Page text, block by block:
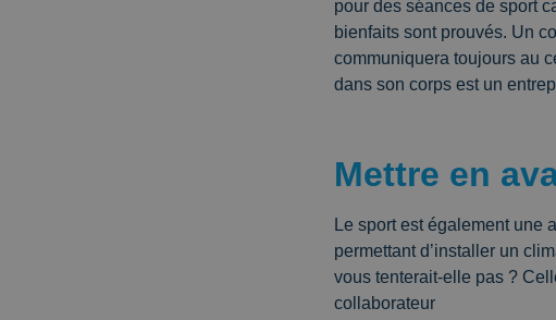
pour des séances de sport
bienfaits sont prouvés. Un
communiquera toujours au
dans son corps est un
Mettre en
Le sport est également une
permettant d’installer un
vous tenterait-elle pas ?
collaborateur